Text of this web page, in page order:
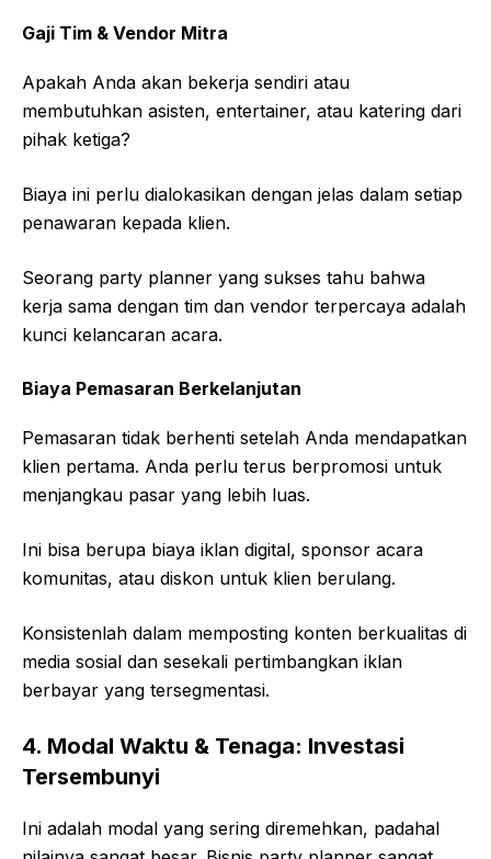
Gaji Tim & Vendor Mitra
Apakah Anda akan bekerja sendiri atau
membutuhkan asisten, entertainer, atau katering dari
pihak ketiga?
Biaya ini perlu dialokasikan dengan jelas dalam setiap
penawaran kepada klien.
Seorang party planner yang sukses tahu bahwa
kerja sama dengan tim dan vendor terpercaya adalah
kunci kelancaran acara.
Biaya Pemasaran Berkelanjutan
Pemasaran tidak berhenti setelah Anda mendapatkan
klien pertama. Anda perlu terus berpromosi untuk
menjangkau pasar yang lebih luas.
Ini bisa berupa biaya iklan digital, sponsor acara
komunitas, atau diskon untuk klien berulang.
Konsistenlah dalam memposting konten berkualitas di
media sosial dan sesekali pertimbangkan iklan
berbayar yang tersegmentasi.
4. Modal Waktu & Tenaga: Investasi
Tersembunyi
Ini adalah modal yang sering diremehkan, padahal